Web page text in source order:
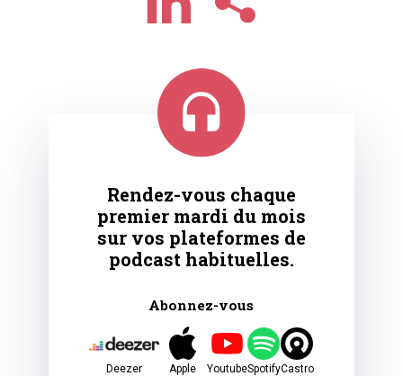
Rendez-vous chaque
premier mardi du mois
sur vos plateformes de
podcast habituelles.
Abonnez-vous
Deezer
Apple
YoutubeSpotifyCastro